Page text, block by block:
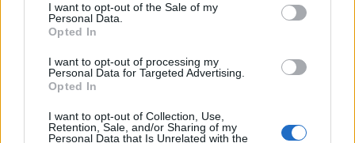
I want to opt-out of the Sale of my
Personal Data.
Opted In
I want to opt-out of processing my
Personal Data for Targeted Advertising.
Opted In
I want to opt-out of Collection, Use,
Retention, Sale, and/or Sharing of my
Personal Data that Is Unrelated with the
Budai Petur•2017. március 07.
"Közkívánatra" itt a Canon EOS 77D és az EOS 80D
összevetése. Felér-e a nagytesóhoz a frissen jött,
középkategória felé kacsintgató 77D?